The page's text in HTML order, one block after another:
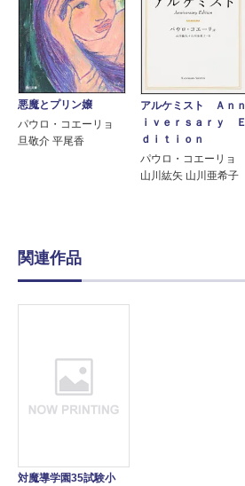
悪魔とプリン嬢
パウロ・コエーリョ
旦敬介 平尾香
アルケミスト Ａｎｎ
ｉｖｅｒｓａｒｙ Ｅ
ｄｉｔｉｏｎ
パウロ・コエーリョ
山川紘矢 山川亜希子
関連作品
対魔導学園35試験小